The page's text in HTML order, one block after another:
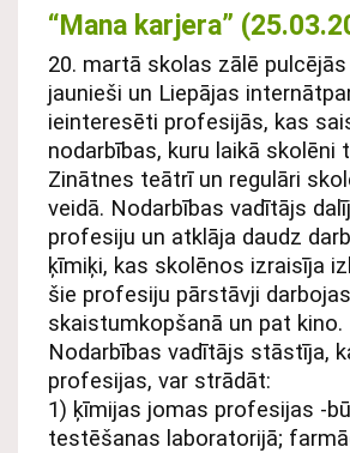
“Mana karjera”
20. martā skolas zālē
jaunieši un Liepājas
ieinteresēti profesijās, kas
nodarbības, kuru laikā
Zinātnes teātrī un regulāri
veidā. Nodarbības vadītājs
profesiju un atklāja daudz
ķīmiķi, kas skolēnos izraisīja
šie profesiju pārstāvji
skaistumkopšanā un pat kino.
Nodarbības vadītājs stāstīja,
profesijas, var strādāt:
1) ķīmijas jomas profesijas -
testēšanas laboratorijā;